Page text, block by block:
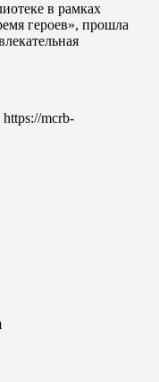
в рамках
героев», прошла
https://mcrb-